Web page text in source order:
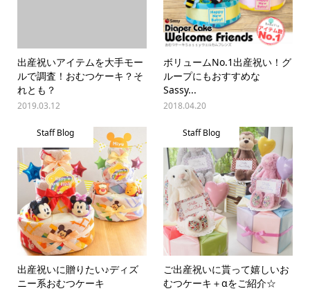
出産祝いアイテムを大手モー
ルで調査！おむつケーキ？そ
れとも？
2019.03.12
ボリュームNo.1出産祝い！グ
ループにもおすすめな
Sassy...
2018.04.20
Staff Blog
出産祝いに贈りたい♪ディズ
ニー系おむつケーキ
Staff Blog
ご出産祝いに貰って嬉しいお
むつケーキ＋αをご紹介☆